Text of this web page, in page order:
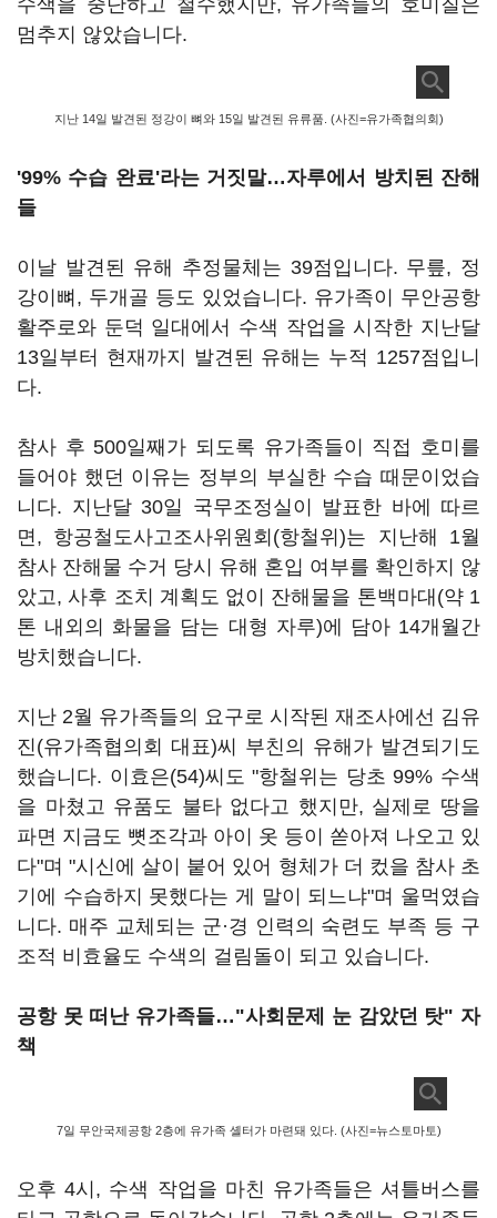
수색을 중단하고 철수했지만, 유가족들의 호미질은
멈추지 않았습니다.
지난 14일 발견된 정강이 뼈와 15일 발견된 유류품. (사진=유가족협의회)
'99% 수습 완료'라는 거짓말…자루에서 방치된 잔해
들
이날 발견된 유해 추정물체는 39점입니다. 무릎, 정
강이뼈, 두개골 등도 있었습니다. 유가족이 무안공항
활주로와 둔덕 일대에서 수색 작업을 시작한 지난달
13일부터 현재까지 발견된 유해는 누적 1257점입니
다.
참사 후 500일째가 되도록 유가족들이 직접 호미를
들어야 했던 이유는 정부의 부실한 수습 때문이었습
니다. 지난달 30일 국무조정실이 발표한 바에 따르
면, 항공철도사고조사위원회(항철위)는 지난해 1월
참사 잔해물 수거 당시 유해 혼입 여부를 확인하지 않
았고, 사후 조치 계획도 없이 잔해물을 톤백마대(약 1
톤 내외의 화물을 담는 대형 자루)에 담아 14개월간
방치했습니다.
지난 2월 유가족들의 요구로 시작된 재조사에선 김유
진(유가족협의회 대표)씨 부친의 유해가 발견되기도
했습니다. 이효은(54)씨도 "항철위는 당초 99% 수색
을 마쳤고 유품도 불타 없다고 했지만, 실제로 땅을
파면 지금도 뼛조각과 아이 옷 등이 쏟아져 나오고 있
다"며 "시신에 살이 붙어 있어 형체가 더 컸을 참사 초
기에 수습하지 못했다는 게 말이 되느냐"며 울먹였습
니다. 매주 교체되는 군·경 인력의 숙련도 부족 등 구
조적 비효율도 수색의 걸림돌이 되고 있습니다.
공항 못 떠난 유가족들…"사회문제 눈 감았던 탓" 자
책
7일 무안국제공항 2층에 유가족 셸터가 마련돼 있다. (사진=뉴스토마토)
오후 4시, 수색 작업을 마친 유가족들은 셔틀버스를